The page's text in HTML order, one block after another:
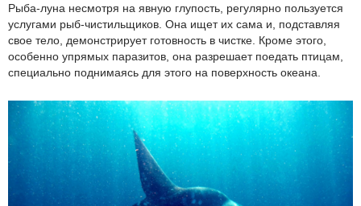
Рыба-луна несмотря на явную глупость, регулярно пользуется
услугами рыб-чистильщиков. Она ищет их сама и, подставляя
свое тело, демонстрирует готовность в чистке. Кроме этого,
особенно упрямых паразитов, она разрешает поедать птицам,
специально поднимаясь для этого на поверхность океана.